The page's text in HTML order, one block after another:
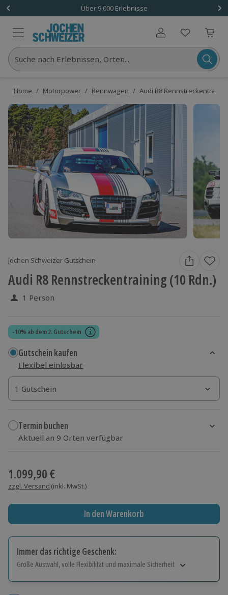
Über 9.000 Erlebnisse
Benutzerkonto
Suche nach Erlebnissen, Orten...
Home / Motorpower / Rennwagen / Audi R8
Jochen Schweizer Gutschein
Audi R8 Rennstreckentraining (10 Rdn.)
1 Person
-10% ab dem 2. Gutschein
Gutschein kaufen
Flexibel einlösbar
1 Gutschein
1 Gutschein
1 Gutschein
Termin buchen
Aktuell an 9 Orten verfügbar
1.099,90 €
zzgl. Versand (inkl. MwSt.)
In den Warenkorb
Immer das richtige Geschenk:
Große Auswahl, volle Flexibilität und maximale Sicherheit